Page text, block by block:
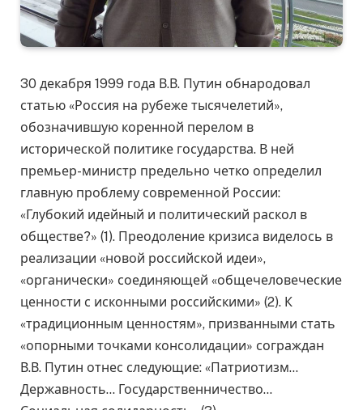
30 декабря 1999 года В.В. Путин обнародовал
статью «Россия на рубеже тысячелетий»,
обозначившую коренной перелом в
исторической политике государства. В ней
премьер-министр предельно четко определил
главную проблему современной России:
«Глубокий идейный и политический раскол в
обществе?» (1). Преодоление кризиса виделось в
реализации «новой российской идеи»,
«органически» соединяющей «общечеловеческие
ценности с исконными российскими» (2). К
«традиционным ценностям», призванными стать
«опорными точками консолидации» сограждан
В.В. Путин отнес следующие: «Патриотизм…
Державность… Государственничество…